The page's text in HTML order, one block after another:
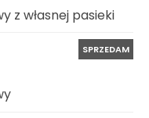
z własnej pasieki
SPRZEDAM